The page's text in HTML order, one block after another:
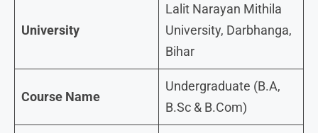
University
Lalit Narayan Mithila
University, Darbhanga,
Bihar
Course Name
Undergraduate (B.A,
B.Sc & B.Com)